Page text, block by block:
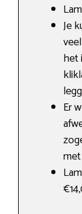
Je
het
Er
met